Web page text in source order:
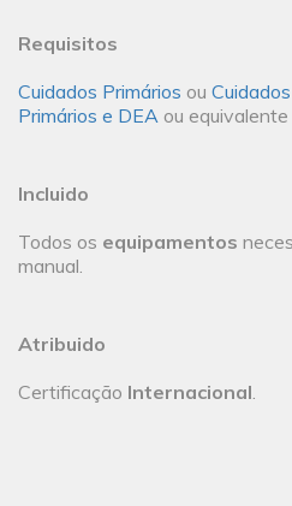
Requisitos
Cuidados Primários ou
Primários e DEA ou
Incluido
Todos os equipamentos
manual.
Atribuido
Certificação Internacional.